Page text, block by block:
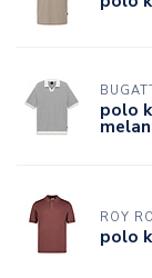
polo
ROY
polo